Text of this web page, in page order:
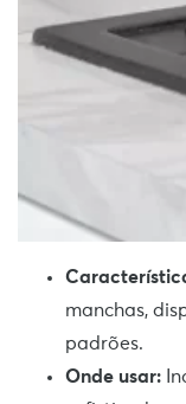
manchas,
padrões.
Onde usar: